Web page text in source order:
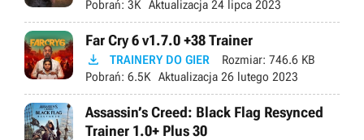
Pobrań: 3K Aktualizacja 24 lipca 2023
Far Cry 6 v1.7.0 +38 Trainer
 TRAINERY DO GIER Rozmiar: 746.6 KB
Pobrań: 6.5K Aktualizacja 26 lutego 2023
Assassin’s Creed: Black Flag Resynced
Trainer 1.0+ Plus 30